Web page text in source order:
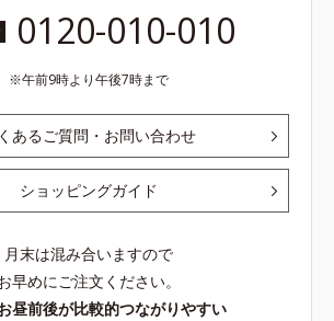
0120-010-010
午前9時より午後7時まで
あるご質問・お問い合わせ
ショッピングガイド
月末は混み合いますので
早めにご注文ください。
昼前後が比較的つながりやすい